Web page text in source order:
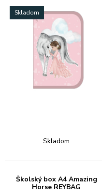
Skladom
Skladom
Školský box A4 Amazing
Horse REYBAG